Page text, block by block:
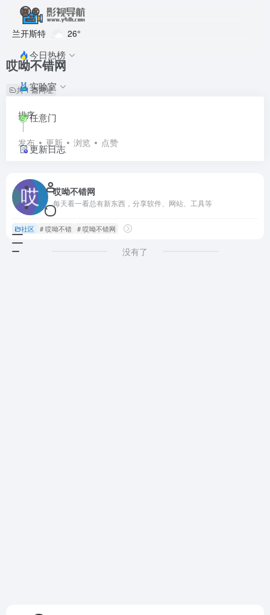
兰开斯特 26°
今日热榜
实验室
任意门
更新日志
哎呦不错网
共 1 篇网址
排序
发布 更新 浏览 点赞
哎呦不错网
每天看一看总有新东西，分享软件、网站、工具等
社区 # 哎呦不错 # 哎呦不错网
没有了